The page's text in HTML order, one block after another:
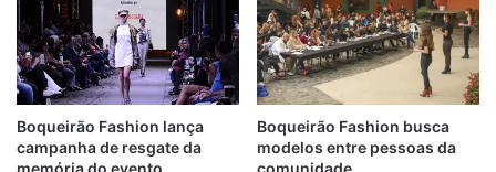
Boqueirão Fashion lança
campanha de resgate da
Boqueirão Fashion busca
modelos entre pessoas da